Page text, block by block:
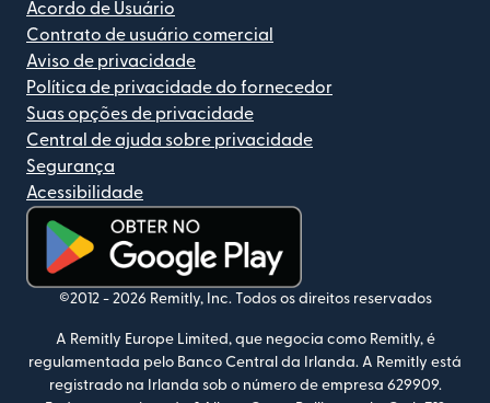
Acordo de Usuário
Contrato de usuário comercial
Aviso de privacidade
Política de privacidade do fornecedor
Suas opções de privacidade
Central de ajuda sobre privacidade
Segurança
Acessibilidade
(abre em uma nova janela)
©2012 - 2026 Remitly, Inc. Todos os direitos reservados
A Remitly Europe Limited, que negocia como Remitly, é
regulamentada pelo Banco Central da Irlanda. A Remitly está
registrado na Irlanda sob o número de empresa 629909.